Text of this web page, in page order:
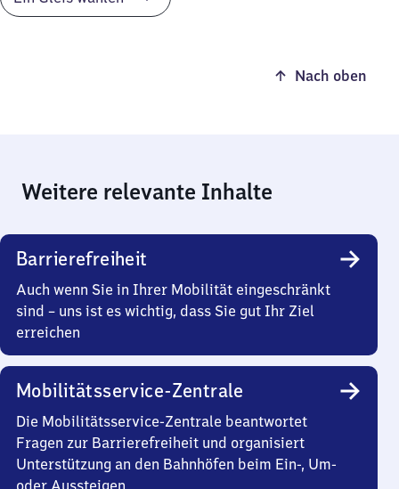
Nach oben
Weitere relevante Inhalte
Barrierefreiheit
Auch wenn Sie in Ihrer Mobilität eingeschränkt
sind – uns ist es wichtig, dass Sie gut Ihr Ziel
erreichen
Mobilitätsservice-Zentrale
Die Mobilitätsservice-Zentrale beantwortet
Fragen zur Barrierefreiheit und organisiert
Unterstützung an den Bahnhöfen beim Ein-, Um-
oder Aussteigen